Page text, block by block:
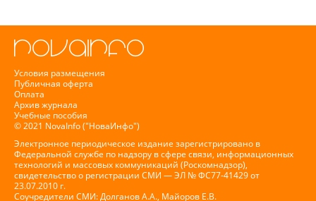
Условия размещения
Публичная оферта
Оплата
Архив журнала
Учебные пособия
© 2021 NovaInfo ("НоваИнфо")
Электронное периодическое издание зарегистрировано в
Федеральной службе по надзору в сфере связи, информационных
технологий и массовых коммуникаций (Роскомнадзор),
свидетельство о регистрации СМИ — ЭЛ № ФС77-41429 от
23.07.2010 г.
Соучредители СМИ: Долганов А.А., Майоров Е.В.